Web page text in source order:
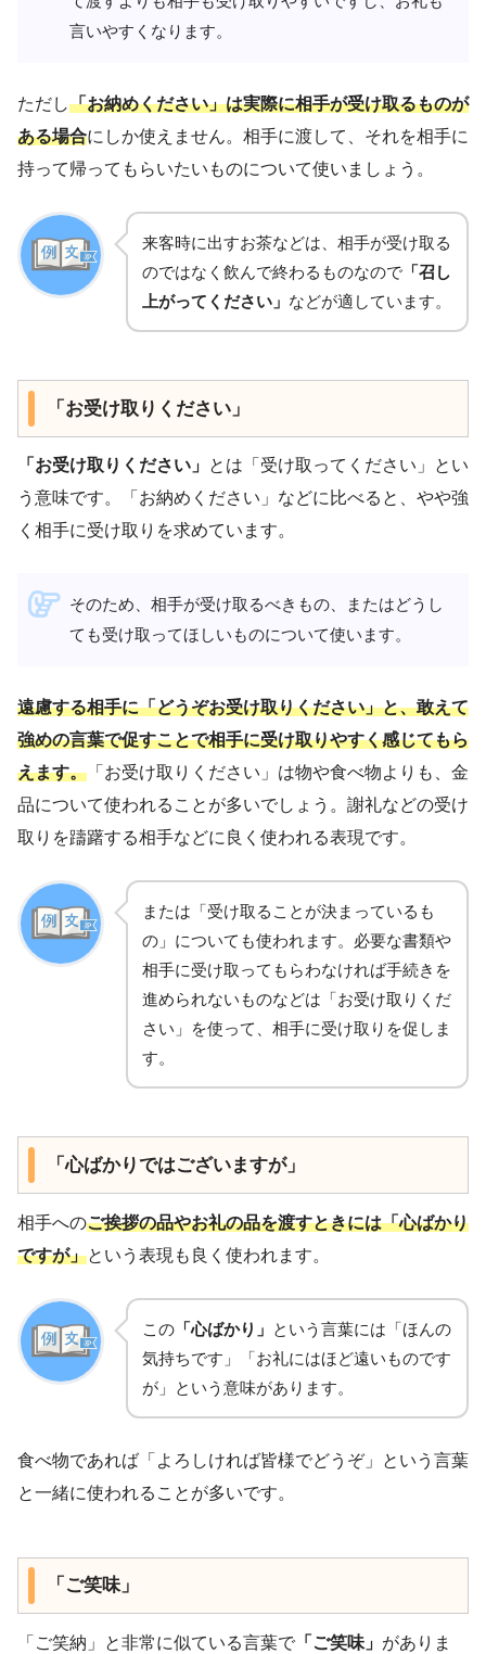
言いやすくなります。
ただし「お納めください」は実際に相手が受け取るものが
ある場合にしか使えません。相手に渡して、それを相手に
持って帰ってもらいたいものについて使いましょう。
来客時に出すお茶などは、相手が受け取る
のではなく飲んで終わるものなので 「召し
上がってください」 などが適しています。
「お受け取りください」
「お受け取りください」 とは「受け取ってください」とい
う意味です。「お納めください」などに比べると、やや強
く相手に受け取りを求めています。
そのため、相手が受け取るべきもの、またはどうし
ても受け取ってほしいものについて使います。
遠慮する相手に「どうぞお受け取りください」と、敢えて
強めの言葉で促すことで相手に受け取りやすく感じてもら
えます。 「お受け取りください」は物や食べ物よりも、金
品について使われることが多いでしょう。謝礼などの受け
取りを躊躇する相手などに良く使われる表現です。
または「受け取ることが決まっているも
の」についても使われます。必要な書類や
相手に受け取ってもらわなければ手続きを
進められないものなどは「お受け取りくだ
さい」を使って、相手に受け取りを促しま
す。
「心ばかりではございますが」
相手へのご挨拶の品やお礼の品を渡すときには「心ばかり
ですが」という表現も良く使われます。
この 「心ばかり」 という言葉には「ほんの
気持ちです」「お礼にはほど遠いものです
が」という意味があります。
食べ物であれば「よろしければ皆様でどうぞ」という言葉
と一緒に使われることが多いです。
「ご笑味」
「ご笑納」と非常に似ている言葉で 「ご笑味」 がありま